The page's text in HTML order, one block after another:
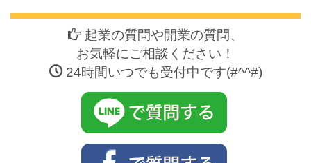
起業の質問や開業の質問、
お気軽にご相談ください！
24時間いつでも受付中です(#^^#)